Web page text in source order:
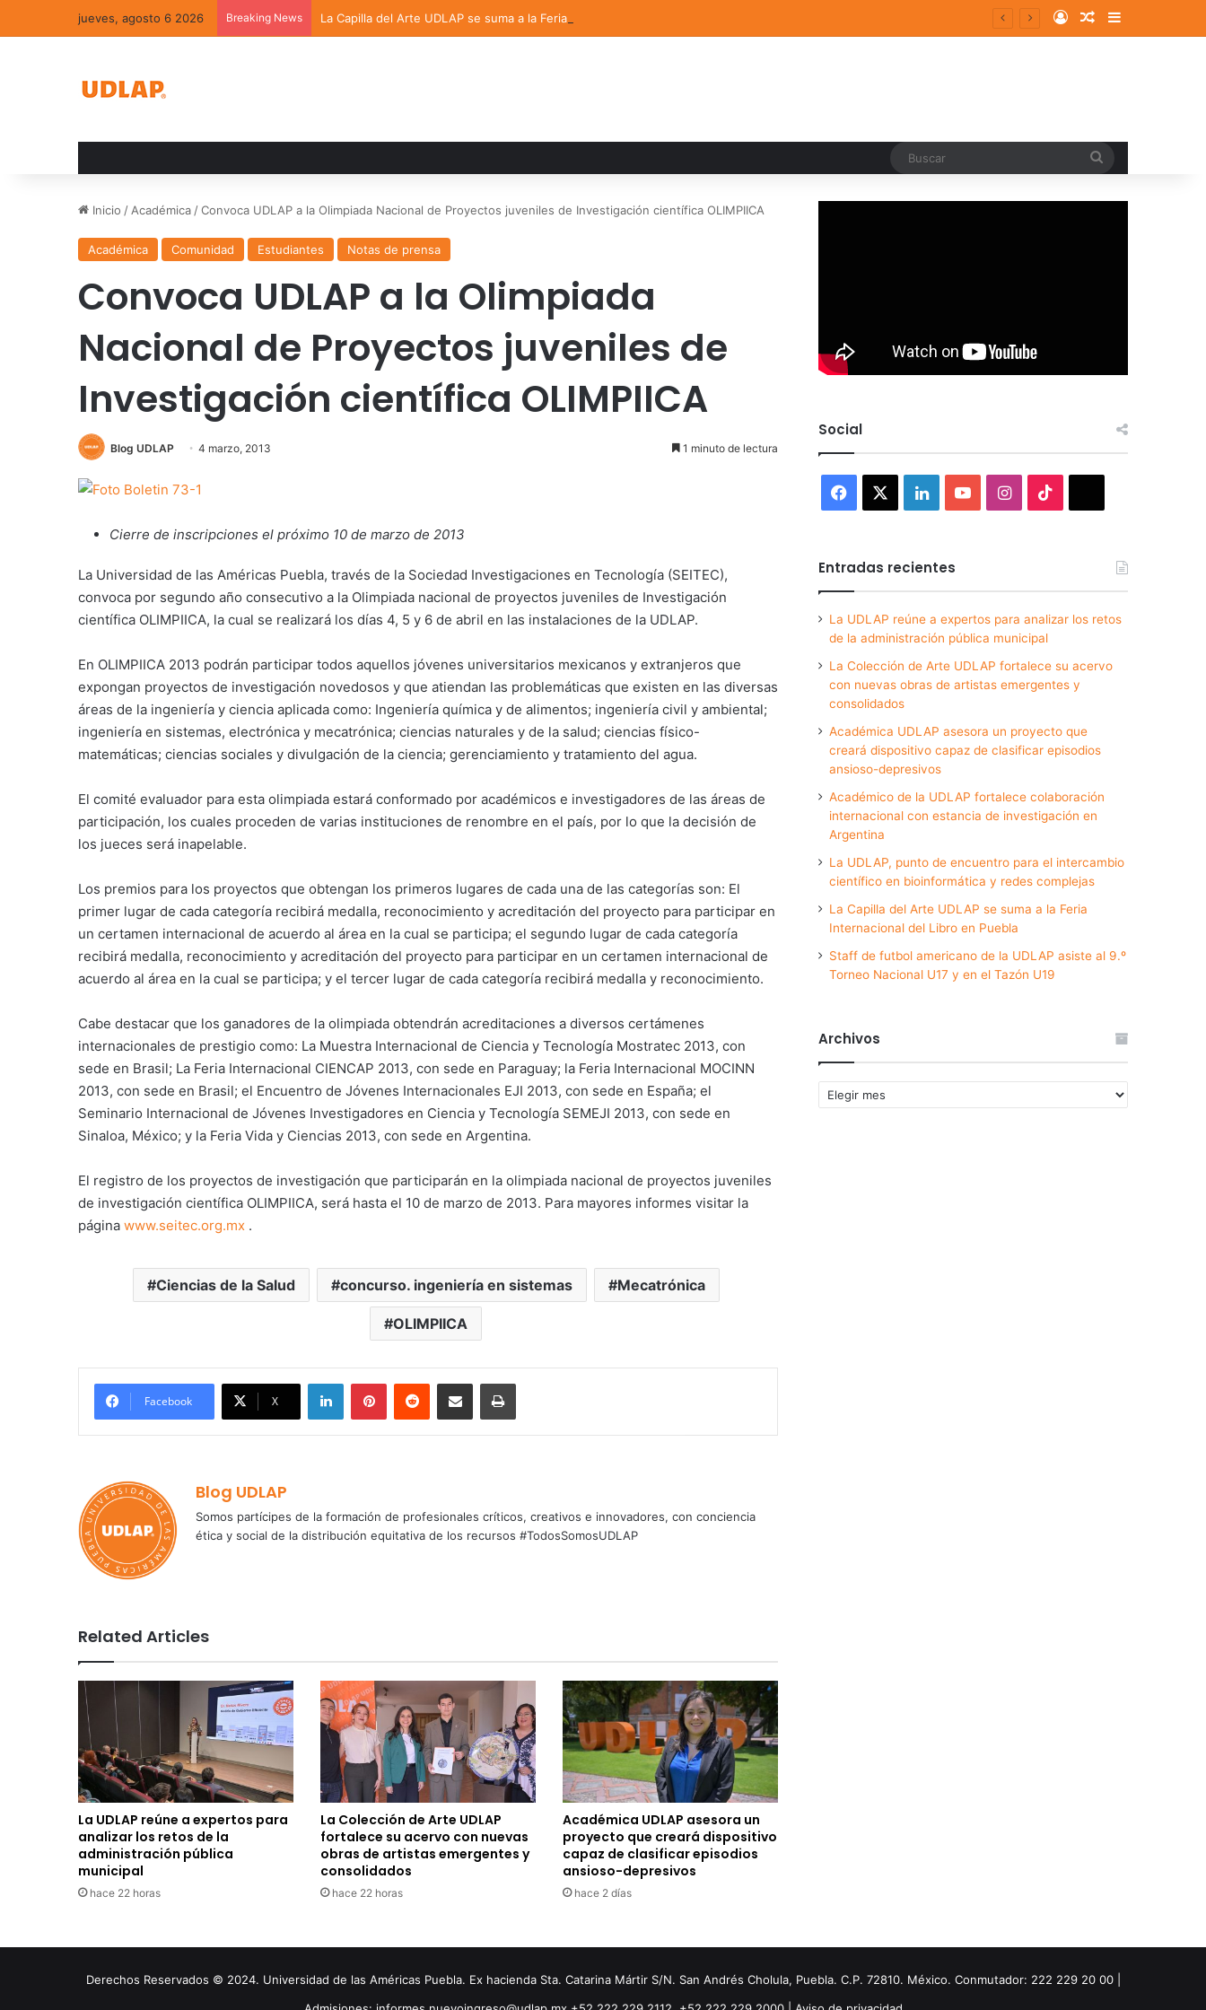
jueves, agosto 6 2026 Breaking News La Capilla del Arte UDLAP se suma a la Feria Internacional del Libro en Puebla Log InRandom Article
Sidebar
Inicio / Académica /Convoca UDLAP a la Olimpiada Nacional de Proyectos juveniles de Investigación científica OLIMPIICA
Académica Comunidad Estudiantes Notas de prensa
Convoca UDLAP a la Olimpiada
Nacional de Proyectos juveniles de
Investigación científica OLIMPIICA
Blog UDLAP 4 marzo, 2013 1 minuto de lectura
Cierre de inscripciones el próximo 10 de marzo de 2013
La Universidad de las Américas Puebla, través de la Sociedad Investigaciones en Tecnología (SEITEC),
convoca por segundo año consecutivo a la Olimpiada nacional de proyectos juveniles de Investigación
científica OLIMPIICA, la cual se realizará los días 4, 5 y 6 de abril en las instalaciones de la UDLAP.
En OLIMPIICA 2013 podrán participar todos aquellos jóvenes universitarios mexicanos y extranjeros que
expongan proyectos de investigación novedosos y que atiendan las problemáticas que existen en las diversas
áreas de la ingeniería y ciencia aplicada como: Ingeniería química y de alimentos; ingeniería civil y ambiental;
ingeniería en sistemas, electrónica y mecatrónica; ciencias naturales y de la salud; ciencias físico-
matemáticas; ciencias sociales y divulgación de la ciencia; gerenciamiento y tratamiento del agua.
El comité evaluador para esta olimpiada estará conformado por académicos e investigadores de las áreas de
participación, los cuales proceden de varias instituciones de renombre en el país, por lo que la decisión de
los jueces será inapelable.
Los premios para los proyectos que obtengan los primeros lugares de cada una de las categorías son: El
primer lugar de cada categoría recibirá medalla, reconocimiento y acreditación del proyecto para participar en
un certamen internacional de acuerdo al área en la cual se participa; el segundo lugar de cada categoría
recibirá medalla, reconocimiento y acreditación del proyecto para participar en un certamen internacional de
acuerdo al área en la cual se participa; y el tercer lugar de cada categoría recibirá medalla y reconocimiento.
Cabe destacar que los ganadores de la olimpiada obtendrán acreditaciones a diversos certámenes
internacionales de prestigio como: La Muestra Internacional de Ciencia y Tecnología Mostratec 2013, con
sede en Brasil; La Feria Internacional CIENCAP 2013, con sede en Paraguay; la Feria Internacional MOCINN
2013, con sede en Brasil; el Encuentro de Jóvenes Internacionales EJI 2013, con sede en España; el
Seminario Internacional de Jóvenes Investigadores en Ciencia y Tecnología SEMEJI 2013, con sede en
Sinaloa, México; y la Feria Vida y Ciencias 2013, con sede en Argentina.
El registro de los proyectos de investigación que participarán en la olimpiada nacional de proyectos juveniles
de investigación científica OLIMPIICA, será hasta el 10 de marzo de 2013. Para mayores informes visitar la
página www.seitec.org.mx .
Ciencias de la Salud concurso. ingeniería en sistemas Mecatrónica
OLIMPIICA
Facebook X
LinkedInPinterestReddit Share via Email Print
Blog UDLAP
Somos partícipes de la formación de profesionales críticos, creativos e innovadores, con conciencia
ética y social de la distribución equitativa de los recursos #TodosSomosUDLAP
Related Articles
La UDLAP reúne a expertos para
analizar los retos de la
administración pública
municipal
hace 22 horas
La Colección de Arte UDLAP
fortalece su acervo con nuevas
obras de artistas emergentes y
consolidados
hace 22 horas
Académica UDLAP asesora un
proyecto que creará dispositivo
capaz de clasificar episodios
ansioso-depresivos
hace 2 días
Social
Facebook LinkedInYouTubeInstagram
Entradas recientes
La UDLAP reúne a expertos para analizar los retos
de la administración pública municipal
La Colección de Arte UDLAP fortalece su acervo
con nuevas obras de artistas emergentes y
consolidados
Académica UDLAP asesora un proyecto que
creará dispositivo capaz de clasificar episodios
ansioso-depresivos
Académico de la UDLAP fortalece colaboración
internacional con estancia de investigación en
Argentina
La UDLAP, punto de encuentro para el intercambio
científico en bioinformática y redes complejas
La Capilla del Arte UDLAP se suma a la Feria
Internacional del Libro en Puebla
Staff de futbol americano de la UDLAP asiste al 9.º
Torneo Nacional U17 y en el Tazón U19
Archivos
Archivos
Derechos Reservados © 2024. Universidad de las Américas Puebla. Ex hacienda Sta. Catarina Mártir S/N. San Andrés Cholula, Puebla. C.P. 72810. México. Conmutador: 222 229 20 00 |